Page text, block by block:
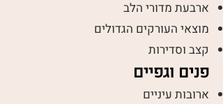
ארבעת מדורי הלב
מוצאי העורקים הגדולים
קצב וסדירות
פנים וגפיים
ארובות עיניים